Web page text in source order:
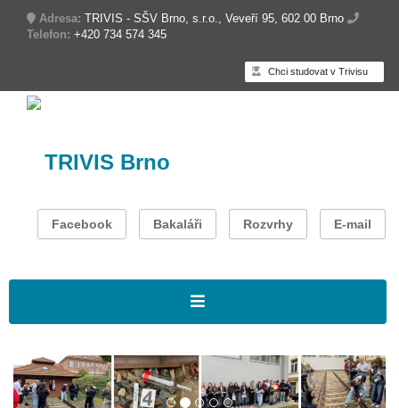
Adresa: TRIVIS - SŠV Brno, s.r.o., Veveří 95, 602 00 Brno
Telefon: +420 734 574 345
Chci studovat v Trivisu
TRIVIS Brno
Facebook Bakaláři Rozvrhy E-mail